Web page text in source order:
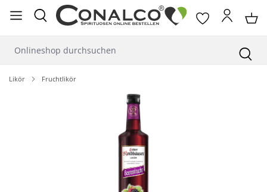
springen
Likör Fruchtlikör